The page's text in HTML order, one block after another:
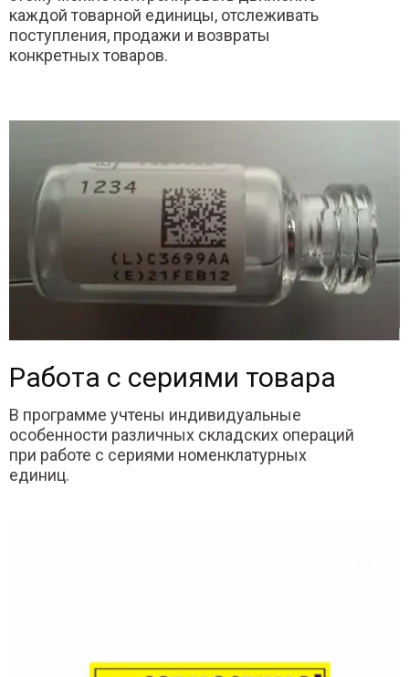
каждой товарной единицы, отслеживать
поступления, продажи и возвраты
конкретных товаров.
Работа с сериями товара
В программе учтены индивидуальные
особенности различных складских операций
при работе с сериями номенклатурных
единиц.